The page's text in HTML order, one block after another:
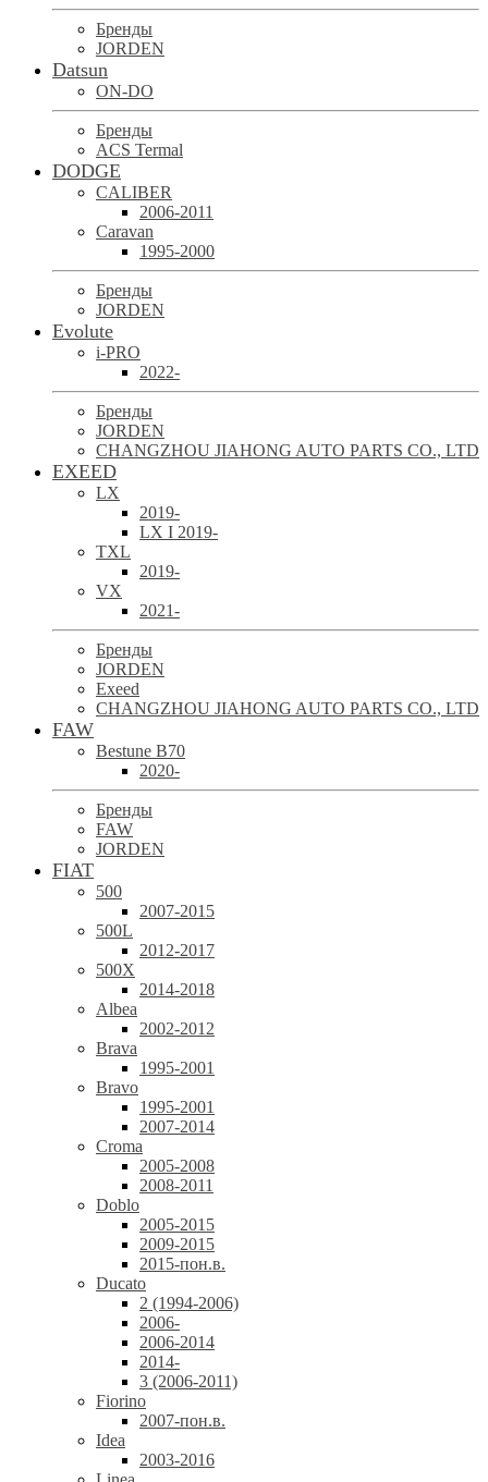
Бренды
JORDEN
Datsun
ON-DO
Бренды
ACS Termal
DODGE
CALIBER
2006-2011
Caravan
1995-2000
Бренды
JORDEN
Evolute
i-PRO
2022-
Бренды
JORDEN
CHANGZHOU JIAHONG AUTO PARTS CO., LTD
EXEED
LX
2019-
LX I 2019-
TXL
2019-
VX
2021-
Бренды
JORDEN
Exeed
CHANGZHOU JIAHONG AUTO PARTS CO., LTD
FAW
Bestune B70
2020-
Бренды
FAW
JORDEN
FIAT
500
2007-2015
500L
2012-2017
500X
2014-2018
Albea
2002-2012
Brava
1995-2001
Bravo
1995-2001
2007-2014
Croma
2005-2008
2008-2011
Doblo
2005-2015
2009-2015
2015-пон.в.
Ducato
2 (1994-2006)
2006-
2006-2014
2014-
3 (2006-2011)
Fiorino
2007-пон.в.
Idea
2003-2016